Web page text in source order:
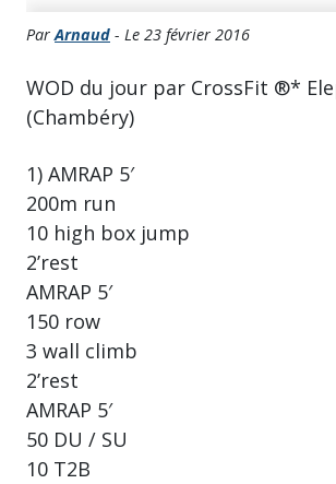
ParArnaud - Le 23 février 2016
WOD du jour par CrossFit ®*
(Chambéry)
1) AMRAP 5′
200m run
10 high box jump
2’rest
AMRAP 5′
150 row
3 wall climb
2’rest
AMRAP 5′
50 DU / SU
10 T2B